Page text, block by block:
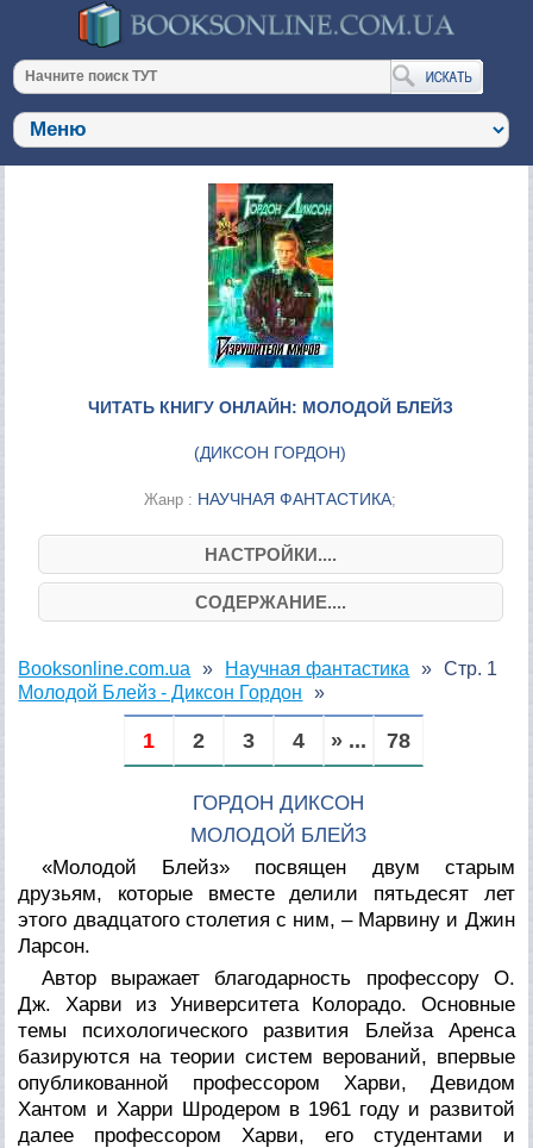
ЧИТАТЬ КНИГУ ОНЛАЙН: МОЛОДОЙ БЛЕЙЗ
(ДИКСОН ГОРДОН)
Жанр : НАУЧНАЯ ФАНТАСТИКА;
НАСТРОЙКИ....
СОДЕРЖАНИЕ....
Booksonline.com.ua
Научная фантастика
Молодой Блейз - Диксон Гордон
Стр. 1
1 2 3 4 » ... 78
ГОРДОН ДИКСОН
МОЛОДОЙ БЛЕЙЗ
«Молодой Блейз» посвящен двум старым
друзьям, которые вместе делили пятьдесят лет
этого двадцатого столетия с ним, – Марвину и Джин
Ларсон.
Автор выражает благодарность профессору О.
Дж. Харви из Университета Колорадо. Основные
темы психологического развития Блейза Аренса
базируются на теории систем верований, впервые
опубликованной профессором Харви, Девидом
Хантом и Харри Шродером в 1961 году и развитой
далее профессором Харви, его студентами и